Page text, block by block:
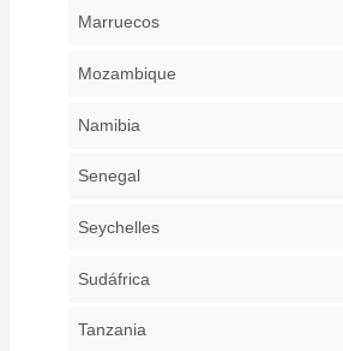
Marruecos
Mozambique
Namibia
Senegal
Seychelles
Sudáfrica
Tanzania